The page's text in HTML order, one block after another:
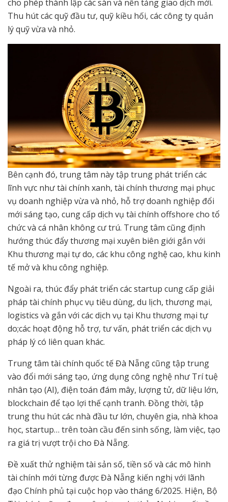
cho phép thành lập các sàn và nền tảng giao dịch mới.
Thu hút các quỹ đầu tư, quỹ kiều hối, các công ty quản
lý quỹ vừa và nhỏ.
Bên cạnh đó, trung tâm này tập trung phát triển các
lĩnh vực như tài chính xanh, tài chính thương mại phục
vụ doanh nghiệp vừa và nhỏ, hỗ trợ doanh nghiệp đổi
mới sáng tạo, cung cấp dịch vụ tài chính offshore cho tổ
chức và cá nhân không cư trú. Trung tâm cũng định
hướng thúc đẩy thương mại xuyên biên giới gắn với
Khu thương mại tự do, các khu công nghệ cao, khu kinh
tế mở và khu công nghiệp.
Ngoài ra, thúc đẩy phát triển các startup cung cấp giải
pháp tài chính phục vụ tiêu dùng, du lịch, thương mại,
logistics và gắn với các dịch vụ tại Khu thương mại tự
do;các hoạt động hỗ trợ, tư vấn, phát triển các dịch vụ
pháp lý có liên quan khác.
Trung tâm tài chính quốc tế Đà Nẵng cũng tập trung
vào đổi mới sáng tạo, ứng dụng công nghệ như Trí tuệ
nhân tạo (AI), điện toán đám mây, lượng tử, dữ liệu lớn,
blockchain để tạo lợi thế cạnh tranh. Đồng thời, tập
trung thu hút các nhà đầu tư lớn, chuyên gia, nhà khoa
học, startup… trên toàn cầu đến sinh sống, làm việc, tạo
ra giá trị vượt trội cho Đà Nẵng.
Đề xuất thử nghiệm tài sản số, tiền số và các mô hình
tài chính mới từng được Đà Nẵng kiến nghị với lãnh
đạo Chính phủ tại cuộc họp vào tháng 6/2025. Hiện, Bộ